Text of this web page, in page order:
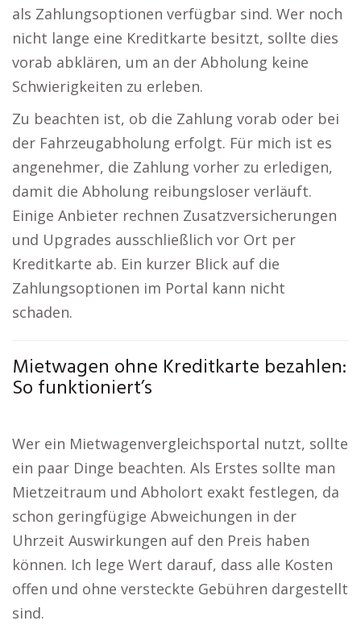
als Zahlungsoptionen verfügbar sind. Wer noch
nicht lange eine Kreditkarte besitzt, sollte dies
vorab abklären, um an der Abholung keine
Schwierigkeiten zu erleben.
Zu beachten ist, ob die Zahlung vorab oder bei
der Fahrzeugabholung erfolgt. Für mich ist es
angenehmer, die Zahlung vorher zu erledigen,
damit die Abholung reibungsloser verläuft.
Einige Anbieter rechnen Zusatzversicherungen
und Upgrades ausschließlich vor Ort per
Kreditkarte ab. Ein kurzer Blick auf die
Zahlungsoptionen im Portal kann nicht
schaden.
Mietwagen ohne Kreditkarte bezahlen:
So funktioniert’s
Wer ein Mietwagenvergleichsportal nutzt, sollte
ein paar Dinge beachten. Als Erstes sollte man
Mietzeitraum und Abholort exakt festlegen, da
schon geringfügige Abweichungen in der
Uhrzeit Auswirkungen auf den Preis haben
können. Ich lege Wert darauf, dass alle Kosten
offen und ohne versteckte Gebühren dargestellt
sind.